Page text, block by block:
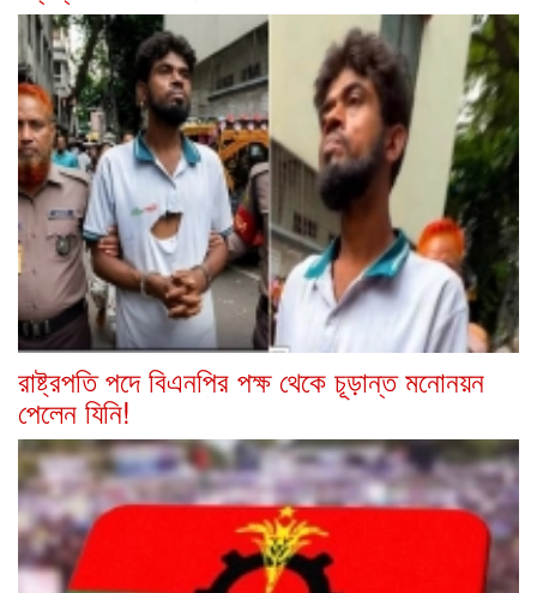
রাষ্ট্রপতি পদে বিএনপির পক্ষ থেকে চূড়ান্ত মনোনয়ন
পেলেন যিনি!